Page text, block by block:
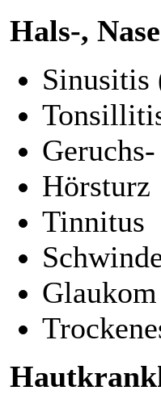
Hals-,
Sinusitis
Hörsturz
Tinnitus
Glaukom